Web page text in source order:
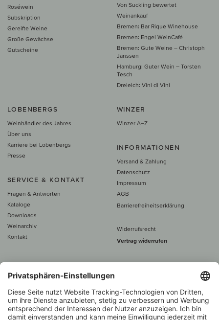
Roséwein
Subskription
Gereifte Weine
Große Gewächse
Gutscheine
Von Suckling bewertet
Weinankauf
Bremen: Bar Rique Winehouse
Bremen: Engel WeinCafé
Bremen: Gute Weine – Christoph
Janssen
Hamburg: Guter Wein – Torsten
Tesch
Dreieich: Vini di Vini
LOBENBERGS
Weinhändler des Jahres
Über uns
Karriere bei Lobenbergs
Presse
SERVICE & KONTAKT
Fragen & Antworten
Kataloge
Downloads
Weinarchiv
Kontakt
WINZER
Winzer A–Z
INFORMATIONEN
Versand & Zahlung
Datenschutz
Impressum
AGB
Barrierefreiheitserklärung
Widerrufsrecht
Vertrag widerrufen
Alle Preise inkl. MwSt., zzgl. 5 €
60 € versand­kosten­